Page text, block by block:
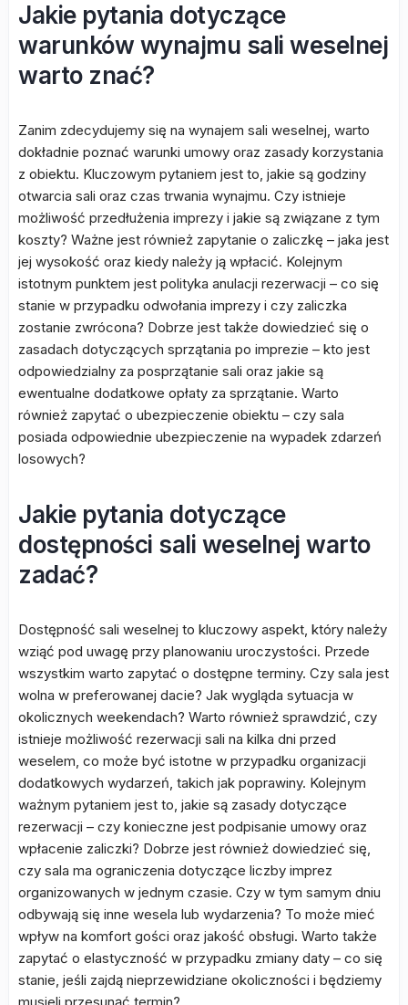
Jakie pytania dotyczące
warunków wynajmu sali weselnej
warto znać?
Zanim zdecydujemy się na wynajem sali weselnej, warto
dokładnie poznać warunki umowy oraz zasady korzystania
z obiektu. Kluczowym pytaniem jest to, jakie są godziny
otwarcia sali oraz czas trwania wynajmu. Czy istnieje
możliwość przedłużenia imprezy i jakie są związane z tym
koszty? Ważne jest również zapytanie o zaliczkę – jaka jest
jej wysokość oraz kiedy należy ją wpłacić. Kolejnym
istotnym punktem jest polityka anulacji rezerwacji – co się
stanie w przypadku odwołania imprezy i czy zaliczka
zostanie zwrócona? Dobrze jest także dowiedzieć się o
zasadach dotyczących sprzątania po imprezie – kto jest
odpowiedzialny za posprzątanie sali oraz jakie są
ewentualne dodatkowe opłaty za sprzątanie. Warto
również zapytać o ubezpieczenie obiektu – czy sala
posiada odpowiednie ubezpieczenie na wypadek zdarzeń
losowych?
Jakie pytania dotyczące
dostępności sali weselnej warto
zadać?
Dostępność sali weselnej to kluczowy aspekt, który należy
wziąć pod uwagę przy planowaniu uroczystości. Przede
wszystkim warto zapytać o dostępne terminy. Czy sala jest
wolna w preferowanej dacie? Jak wygląda sytuacja w
okolicznych weekendach? Warto również sprawdzić, czy
istnieje możliwość rezerwacji sali na kilka dni przed
weselem, co może być istotne w przypadku organizacji
dodatkowych wydarzeń, takich jak poprawiny. Kolejnym
ważnym pytaniem jest to, jakie są zasady dotyczące
rezerwacji – czy konieczne jest podpisanie umowy oraz
wpłacenie zaliczki? Dobrze jest również dowiedzieć się,
czy sala ma ograniczenia dotyczące liczby imprez
organizowanych w jednym czasie. Czy w tym samym dniu
odbywają się inne wesela lub wydarzenia? To może mieć
wpływ na komfort gości oraz jakość obsługi. Warto także
zapytać o elastyczność w przypadku zmiany daty – co się
stanie, jeśli zajdą nieprzewidziane okoliczności i będziemy